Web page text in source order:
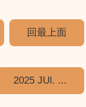
回最上面
2025 JUl. ...